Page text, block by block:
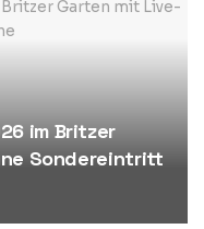
im Britzer
Sondereintritt